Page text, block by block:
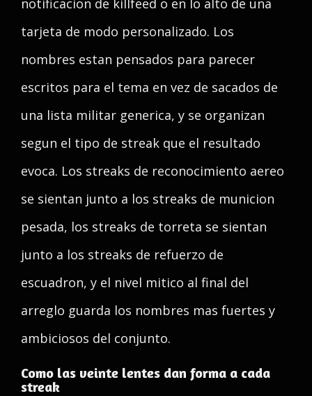
notificacion de killfeed o en lo alto de una
tarjeta de modo personalizado. Los
nombres estan pensados para parecer
escritos para el tema en vez de sacados de
una lista militar generica, y se organizan
segun el tipo de streak que el resultado
evoca. Los streaks de reconocimiento aereo
se sientan junto a los streaks de municion
pesada, los streaks de torreta se sientan
junto a los streaks de refuerzo de
escuadron, y el nivel mitico al final del
arreglo guarda los nombres mas fuertes y
ambiciosos del conjunto.
Como las veinte lentes dan forma a cada
streak